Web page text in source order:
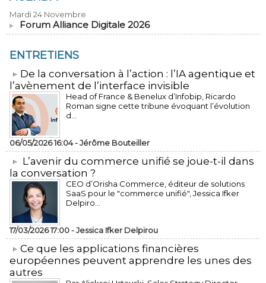
Mardi 24 Novembre
Forum Alliance Digitale 2026
ENTRETIENS
​De la conversation à l’action : l’IA agentique et
l’avènement de l’interface invisible
Head of France & Benelux d’Infobip, Ricardo
Roman signe cette tribune évoquant l’évolution
d...
06/05/2026 16:04 -Jérôme Bouteiller
L’avenir du commerce unifié se joue-t-il dans
la conversation ?
CEO d’Orisha Commerce, éditeur de solutions
SaaS pour le "commerce unifié", Jessica Ifker
Delpiro...
17/03/2026 17:00 -Jessica Ifker Delpirou
​Ce que les applications financières
européennes peuvent apprendre les unes des
autres